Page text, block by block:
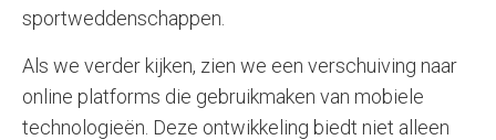
sportweddenschappen.
Als we verder kijken, zien we een verschuiving naar
online platforms die gebruikmaken van mobiele
technologieën. Deze ontwikkeling biedt niet alleen